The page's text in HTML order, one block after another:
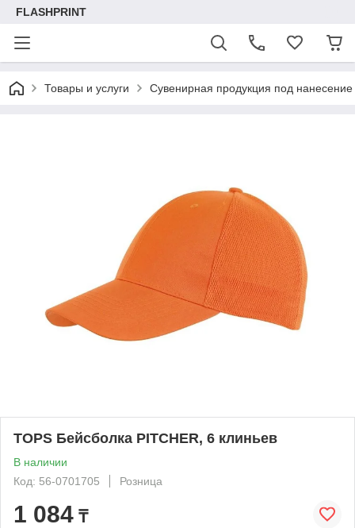
FLASHPRINT
Товары и услуги Сувенирная продукция под нанесение
TOPS Бейсболка PITCHER, 6 клиньев
В наличии
Код: 56-0701705
Розница
1 084 ₸